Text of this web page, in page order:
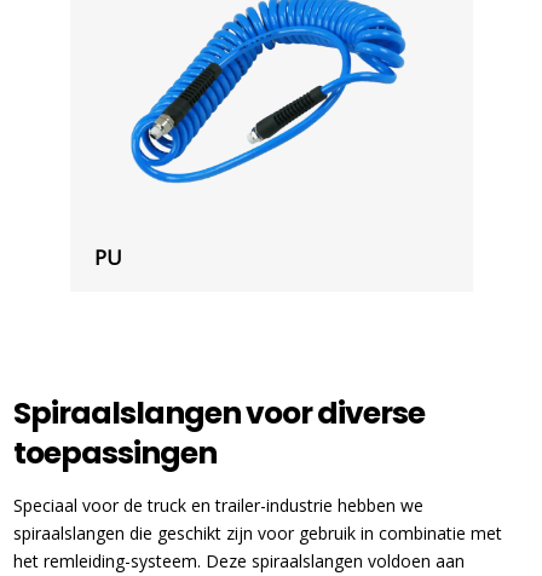
PU
Spiraalslangen voor diverse
toepassingen
Speciaal voor de truck en trailer-industrie hebben we
spiraalslangen die geschikt zijn voor gebruik in combinatie met
het remleiding-systeem. Deze spiraalslangen voldoen aan